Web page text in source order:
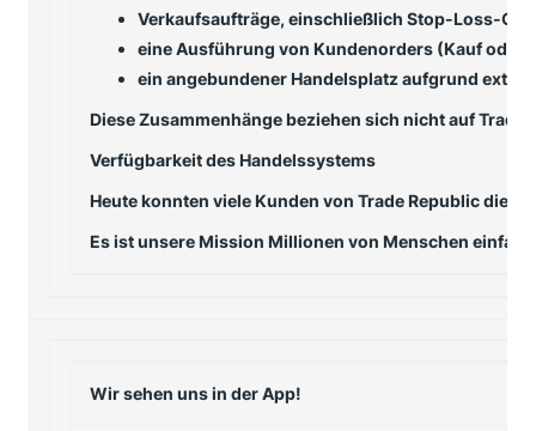
Verkaufsaufträge, einschließlich Stop-Loss-
eine Ausführung von Kundenorders (Kauf oder
ein angebundener Handelsplatz aufgrund
Diese Zusammenhänge beziehen sich nicht auf
Verfügbarkeit des Handelssystems
Heute konnten viele Kunden von Trade Republic die
Es ist unsere Mission Millionen von Menschen
Wir sehen uns in der App!